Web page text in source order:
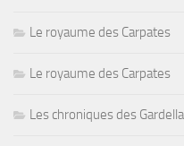
Le royaume des Carpates
Le royaume des Carpates
Les chroniques des Gardella